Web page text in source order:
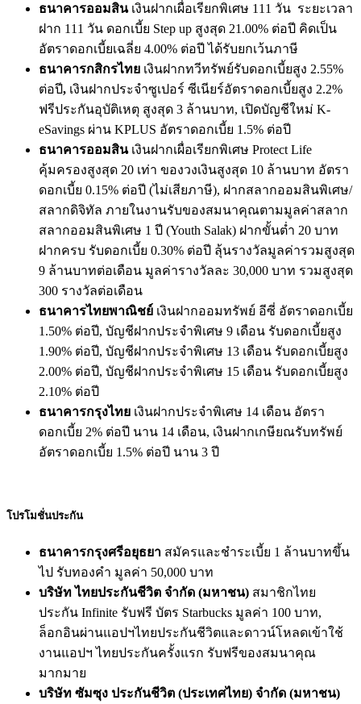
ธนาคารออมสิน เงินฝากเผื่อเรียกพิเศษ 111 วัน ระยะเวลา
ฝาก 111 วัน ดอกเบี้ย Step up สูงสุด 21.00% ต่อปี คิดเป็น
อัตราดอกเบี้ยเฉลี่ย 4.00% ต่อปี ได้รับยกเว้นภาษี
ธนาคารกสิกรไทย เงินฝากทวีทรัพย์รับดอกเบี้ยสูง 2.55%
ต่อปี, เงินฝากประจำซูเปอร์ ซีเนียร์อัตราดอกเบี้ยสูง 2.2%
ฟรีประกันอุบัติเหตุ สูงสุด 3 ล้านบาท, เปิดบัญชีใหม่ K-
eSavings ผ่าน KPLUS อัตราดอกเบี้ย 1.5% ต่อปี
ธนาคารออมสิน เงินฝากเผื่อเรียกพิเศษ Protect Life
คุ้มครองสูงสุด 20 เท่า ของวงเงินสูงสุด 10 ล้านบาท อัตรา
ดอกเบี้ย 0.15% ต่อปี (ไม่เสียภาษี), ฝากสลากออมสินพิเศษ/
สลากดิจิทัล ภายในงานรับของสมนาคุณตามมูลค่าสลาก
สลากออมสินพิเศษ 1 ปี (Youth Salak) ฝากขั้นต่ำ 20 บาท
ฝากครบ รับดอกเบี้ย 0.30% ต่อปี ลุ้นรางวัลมูลค่ารวมสูงสุด
9 ล้านบาทต่อเดือน มูลค่ารางวัลละ 30,000 บาท รวมสูงสุด
300 รางวัลต่อเดือน
ธนาคารไทยพาณิชย์ เงินฝากออมทรัพย์ อีซี่ อัตราดอกเบี้ย
1.50% ต่อปี, บัญชีฝากประจำพิเศษ 9 เดือน รับดอกเบี้ยสูง
1.90% ต่อปี, บัญชีฝากประจำพิเศษ 13 เดือน รับดอกเบี้ยสูง
2.00% ต่อปี, บัญชีฝากประจำพิเศษ 15 เดือน รับดอกเบี้ยสูง
2.10% ต่อปี
ธนาคารกรุงไทย เงินฝากประจำพิเศษ 14 เดือน อัตรา
ดอกเบี้ย 2% ต่อปี นาน 14 เดือน, เงินฝากเกษียณรับทรัพย์
อัตราดอกเบี้ย 1.5% ต่อปี นาน 3 ปี
โปรโมชั่นประกัน
ธนาคารกรุงศรีอยุธยา สมัครและชำระเบี้ย 1 ล้านบาทขึ้น
ไป รับทองคำ มูลค่า 50,000 บาท
บริษัท ไทยประกันชีวิต จำกัด (มหาชน) สมาชิกไทย
ประกัน Infinite รับฟรี บัตร Starbucks มูลค่า 100 บาท,
ล็อกอินผ่านแอปฯไทยประกันชีวิตและดาวน์โหลดเข้าใช้
งานแอปฯ ไทยประกันครั้งแรก รับฟรีของสมนาคุณ
มากมาย
บริษัท ซัมซุง ประกันชีวิต (ประเทศไทย) จำกัด (มหาชน)